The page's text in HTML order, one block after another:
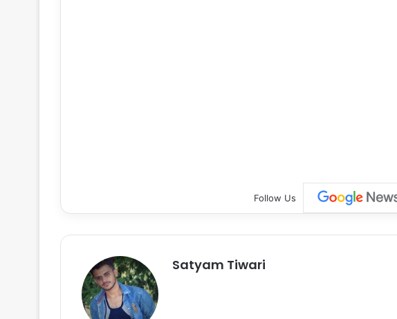
Follow Us
Satyam Tiwari